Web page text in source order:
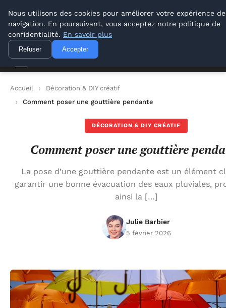
Conseil Outil Bricolage
Conseil Outil Bricolage
Accueil
Décoration & DIY créatif
Comment poser une gouttière pendante
DÉCORATION & DIY CRÉATIF
Comment poser une gouttière
La pose d’une gouttière pendante est un élément
garantir une bonne évacuation des eaux pluviales,
ainsi la […]
Julie Barbier
5 février 2026
Nous utilisons des cookies pour améliorer votre expérience de
navigation. En poursuivant, vous acceptez notre politique de
confidentialité. En savoir plus
Refuser Accepter